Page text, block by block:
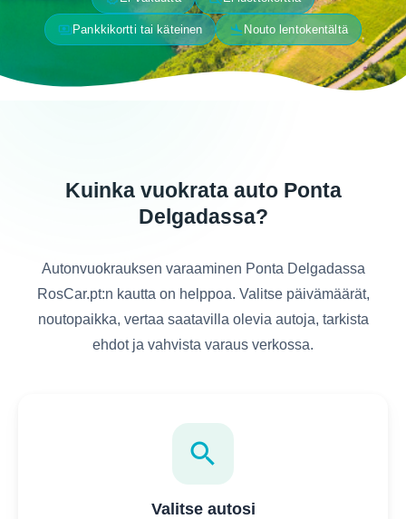
paymentsPankkikortti tai käteinen flight_land Nouto lentokentältä
Kuinka vuokrata auto Ponta
Delgadassa?
Autonvuokrauksen varaaminen Ponta Delgadassa
RosCar.pt:n kautta on helppoa. Valitse päivämäärät,
noutopaikka, vertaa saatavilla olevia autoja, tarkista
ehdot ja vahvista varaus verkossa.
search
Valitse autosi